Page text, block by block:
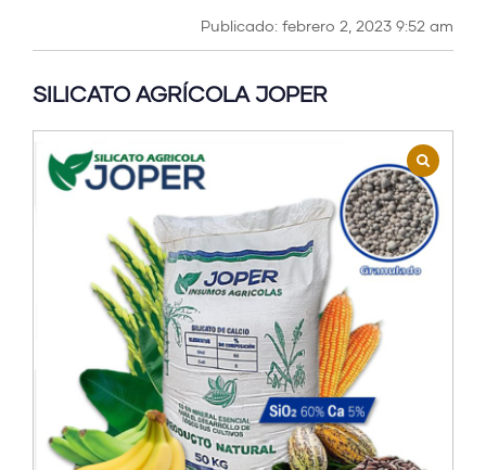
Publicado: febrero 2, 2023 9:52 am
SILICATO AGRÍCOLA JOPER